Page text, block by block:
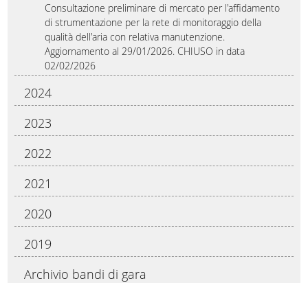
Consultazione preliminare di mercato per l'affidamento
di strumentazione per la rete di monitoraggio della
qualità dell'aria con relativa manutenzione.
Aggiornamento al 29/01/2026. CHIUSO in data
02/02/2026
2024
2023
2022
2021
2020
2019
Archivio bandi di gara